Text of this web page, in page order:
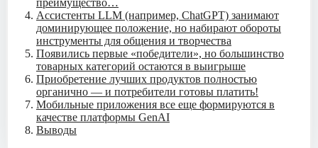
Ассистенты LLM (например, ChatGPT) занимают
доминирующее положение, но набирают обороты
инструменты для общения и творчества
Появились первые «победители», но большинство
товарных категорий остаются в выигрыше
Приобретение лучших продуктов полностью
органично — и потребители готовы платить!
Мобильные приложения все еще формируются в
качестве платформы GenAI
Выводы